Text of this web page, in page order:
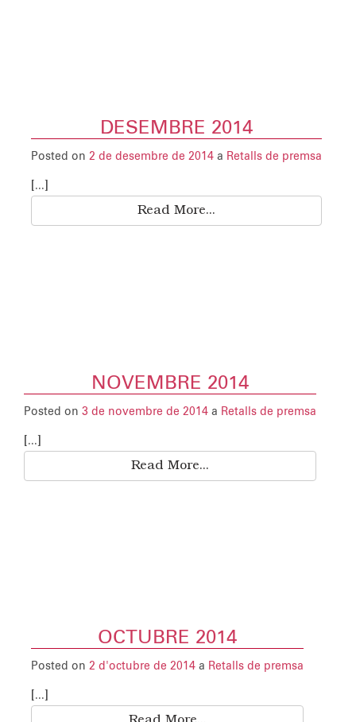
DESEMBRE 2014
Posted on 2 de desembre de 2014 a Retalls de premsa
[...]
Read More...
NOVEMBRE 2014
Posted on 3 de novembre de 2014 a Retalls de premsa
[...]
Read More...
OCTUBRE 2014
Posted on 2 d'octubre de 2014 a Retalls de premsa
[...]